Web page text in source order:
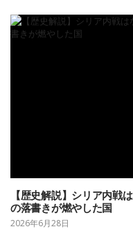
【歴史解説】シリア内戦
の落書きが燃やした国
2026年6月28日